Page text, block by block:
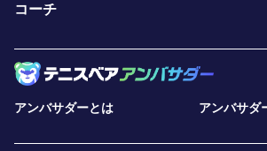
コーチ
アンバサダーとは アンバサダ